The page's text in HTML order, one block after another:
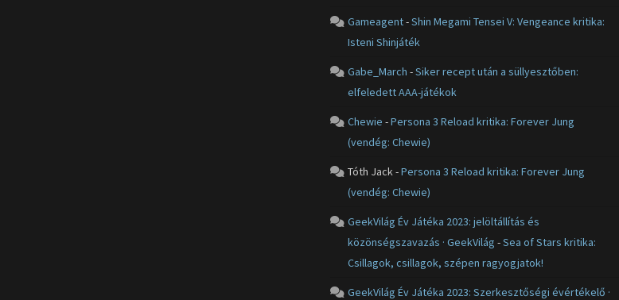
Gameagent-Shin Megami Tensei V: Vengeance kritika:
Isteni Shinjáték
Gabe_March -Siker recept után a süllyesztőben:
elfeledett AAA-játékok
Chewie -Persona 3 Reload kritika: Forever Jung
(vendég: Chewie)
Tóth Jack-Persona 3 Reload kritika: Forever Jung
(vendég: Chewie)
GeekVilág Év Játéka 2023: jelöltállítás és
közönségszavazás · GeekVilág -Sea of Stars kritika:
Csillagok, csillagok, szépen ragyogjatok!
GeekVilág Év Játéka 2023: Szerkesztőségi évértékelő ·